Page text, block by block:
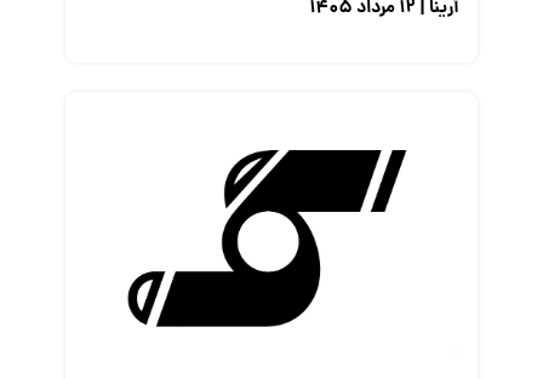
آرینا | ۱۲ مرداد ۱۴۰۵